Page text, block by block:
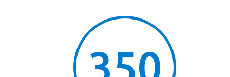
350